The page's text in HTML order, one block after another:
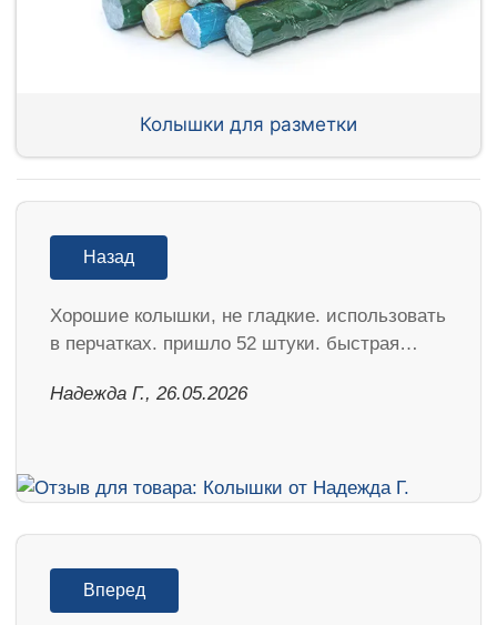
Колышки для разметки
Назад
Хорошие колышки, не гладкие. использовать
в перчатках. пришло 52 штуки. быстрая…
Надежда Г., 26.05.2026
Вперед